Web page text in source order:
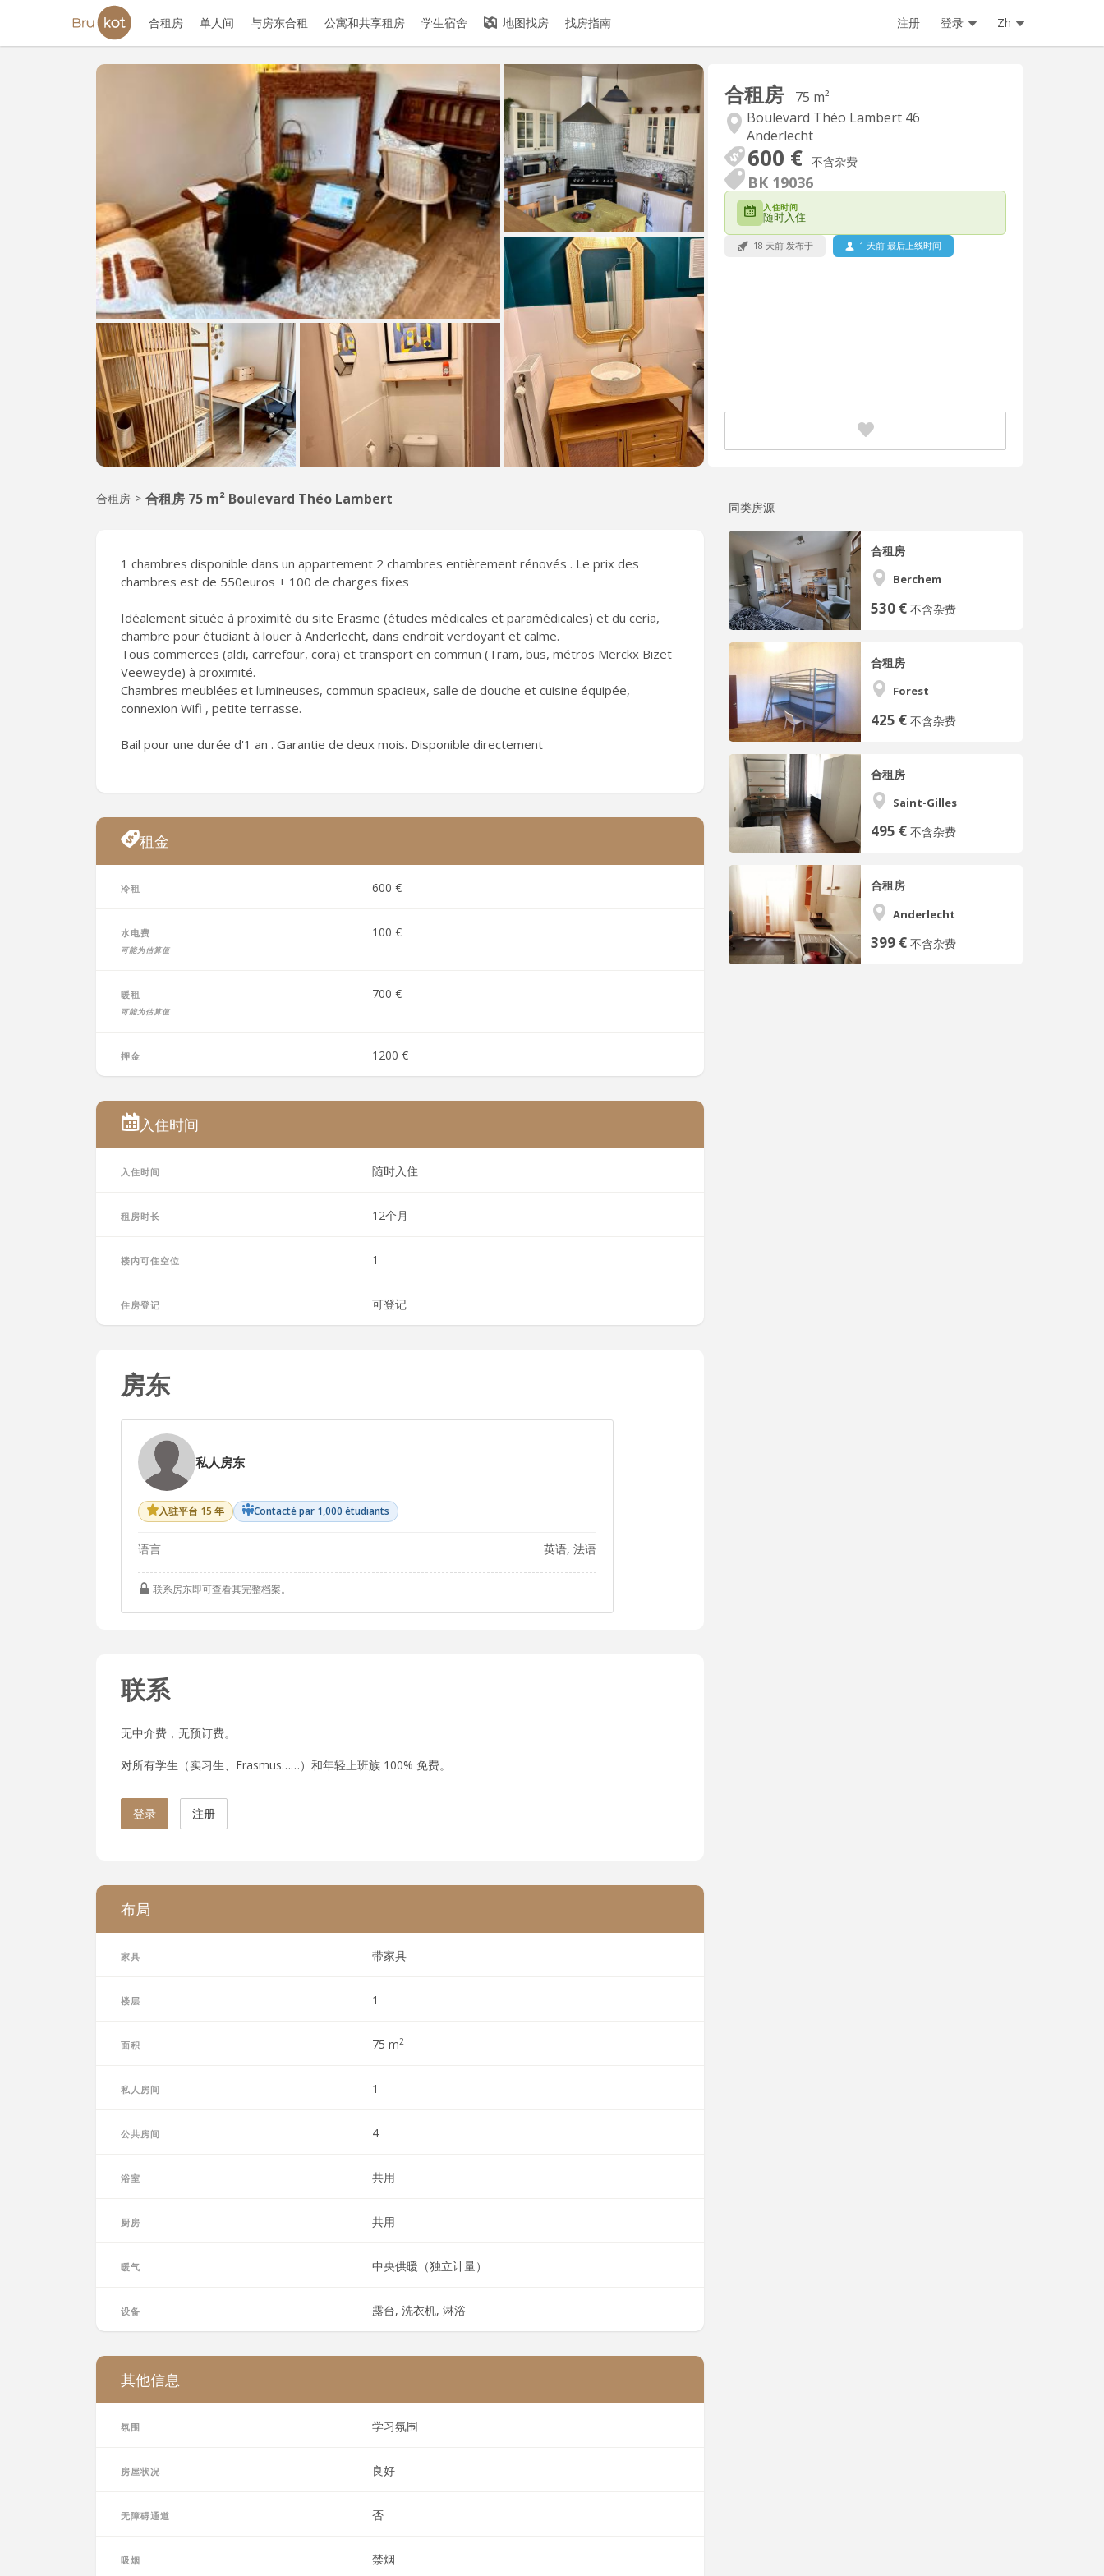
合租房 单人间 与房东合租 公寓和共享租房 学生宿舍 地图找房 找房指南 注册 登录 Zh
合租房
75 m²
Boulevard Théo Lambert 46
Anderlecht
600 € 不含杂费
BK 19036
入住时间
随时入住
18 天前 发布于 1 天前 最后上线时间
同类房源
合租房
Berchem
530 € 不含杂费
合租房
Forest
425 € 不含杂费
合租房
Saint-Gilles
495 € 不含杂费
合租房
Anderlecht
399 € 不含杂费
合租房 > 合租房 75 m² Boulevard Théo Lambert
1 chambres disponible dans un appartement 2 chambres entièrement rénovés . Le prix des
chambres est de 550euros + 100 de charges fixes
Idéalement située à proximité du site Erasme (études médicales et paramédicales) et du ceria,
chambre pour étudiant à louer à Anderlecht, dans endroit verdoyant et calme.
Tous commerces (aldi, carrefour, cora) et transport en commun (Tram, bus, métros Merckx Bizet
Veeweyde) à proximité.
Chambres meublées et lumineuses, commun spacieux, salle de douche et cuisine équipée,
connexion Wifi , petite terrasse.
Bail pour une durée d'1 an . Garantie de deux mois. Disponible directement
租金
冷租 600 €
水电费
可能为估算值
100 €
暖租
可能为估算值
700 €
押金 1200 €
入住时间
入住时间 随时入住
租房时长 12个月
楼内可住空位 1
住房登记 可登记
房东
私人房东
入驻平台 15 年 Contacté par 1,000 étudiants
语言 英语, 法语
联系房东即可查看其完整档案。
联系
无中介费，无预订费。
对所有学生（实习生、Erasmus……）和年轻上班族 100% 免费。
登录 注册
布局
家具 带家具
楼层 1
面积 75 m2
私人房间 1
公共房间 4
浴室 共用
厨房 共用
暖气 中央供暖（独立计量）
设备 露台, 洗衣机, 淋浴
其他信息
氛围 学习氛围
房屋状况 良好
无障碍通道 否
吸烟 禁烟